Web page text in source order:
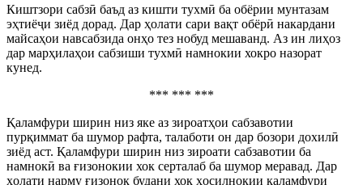
Киштзори сабзӣ баъд аз кишти тухмӣ ба обёрии мунтазам
эҳтиёҷи зиёд дорад. Дар ҳолати сари вақт обёрӣ накардани
майсаҳои навсабзида онҳо тез нобуд мешаванд. Аз ин лиҳоз
дар марҳилаҳои сабзиши тухмӣ намнокии хокро назорат
кунед.
*** *** ***
Қаламфури ширин низ яке аз зироатҳои сабзавотии
пурқиммат ба шумор рафта, талаботи он дар бозори дохилӣ
зиёд аст. Қаламфури ширин низ зироати сабзавотии ба
намнокӣ ва ғизонокии хок серталаб ба шумор меравад. Дар
ҳолати нарму ғизонок будани хок ҳосилнокии қаламфури